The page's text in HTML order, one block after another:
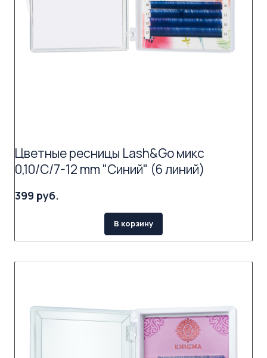
Цветные ресницы Lash&Go микс
0,10/C/7-12 mm "Синий" (6 линий)
399 руб.
В корзину